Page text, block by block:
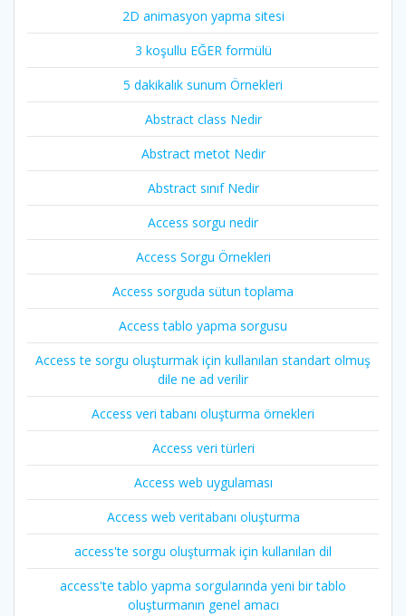
2D animasyon yapma sitesi
3 koşullu EĞER formülü
5 dakikalık sunum Örnekleri
Abstract class Nedir
Abstract metot Nedir
Abstract sınıf Nedir
Access sorgu nedir
Access Sorgu Örnekleri
Access sorguda sütun toplama
Access tablo yapma sorgusu
Access te sorgu oluşturmak için kullanılan standart olmuş
dile ne ad verilir
Access veri tabanı oluşturma örnekleri
Access veri türleri
Access web uygulaması
Access web veritabanı oluşturma
access'te sorgu oluşturmak için kullanılan dil
access'te tablo yapma sorgularında yeni bir tablo
oluşturmanın genel amacı